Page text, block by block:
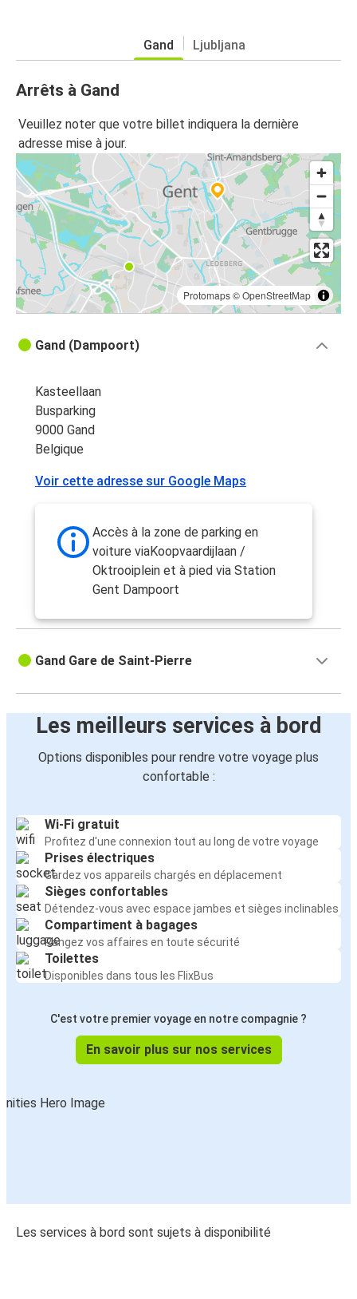
Gand Ljubljana
Arrêts à Gand
Veuillez noter que votre billet indiquera la dernière
adresse mise à jour.
Protomaps©OpenStreetMap
Gand (Dampoort)
Kasteellaan
Busparking
9000 Gand
Belgique
Voir cette adresse sur Google Maps
Accès à la zone de parking en
voiture viaKoopvaardijlaan /
Oktrooiplein et à pied via Station
Gent Dampoort
Gand Gare de Saint-Pierre
Les meilleurs services à bord
Options disponibles pour rendre votre voyage plus
confortable :
Wi-Fi gratuit
Profitez d'une connexion tout au long de votre voyage
Prises électriques
Gardez vos appareils chargés en déplacement
Sièges confortables
Détendez-vous avec espace jambes et sièges inclinables
Compartiment à bagages
Rangez vos affaires en toute sécurité
Toilettes
Disponibles dans tous les FlixBus
C'est votre premier voyage en notre compagnie ?
En savoir plus sur nos services
Les services à bord sont sujets à disponibilité